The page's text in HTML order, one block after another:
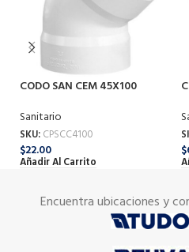
CODO SAN CEM 45X100
Sanitario
SKU: CPSCC4100
$22.00
Añadir Al Carrito
$
Encuentra ubicaciones y